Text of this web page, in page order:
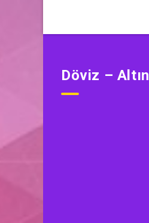
Döviz – Altın